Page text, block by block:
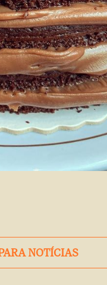
NOTÍCIAS